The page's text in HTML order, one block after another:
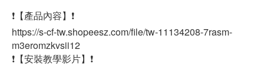
❗【產品內容】❗
https://s-cf-tw.shopeesz.com/file/tw-11134208-7rasm-
m3eromzkvsii12
❗【安裝教學影片】❗